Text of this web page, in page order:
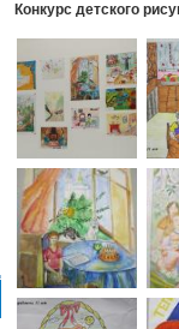
Конкурс детского